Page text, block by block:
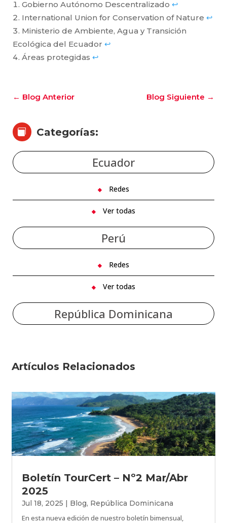
Gobierno Autónomo Descentralizado↩︎
International Union for Conservation of Nature↩︎
Ministerio de Ambiente, Agua y Transición
Ecológica del Ecuador↩︎
Áreas protegidas↩︎
← Blog Anterior Blog Siguiente →
 Categorías:
Ecuador
Redes
Ver todas
Perú
Redes
Ver todas
República Dominicana
Artículos Relacionados
Boletín TourCert – Nº2 Mar/Abr
2025
Jul 18, 2025 | Blog, República Dominicana
En esta nueva edición de nuestro boletín bimensual,